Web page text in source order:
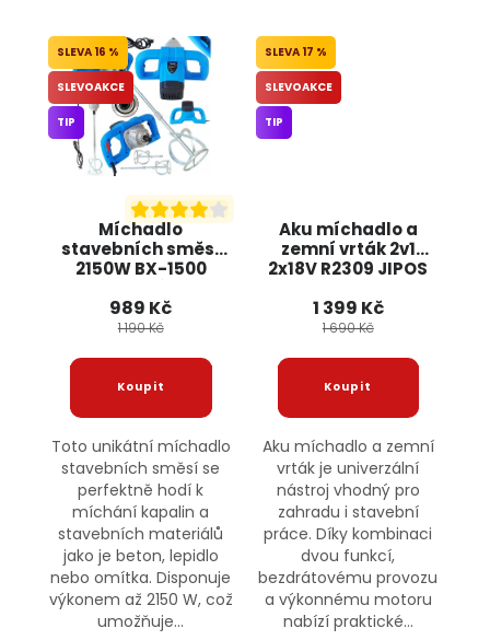
Míchadlo
stavebních směsí
2150W BX-1500
BOXER + 2 míchadla
16 %
SLEVOAKCE
TIP
989 Kč
1 190 Kč
Toto unikátní míchadlo
stavebních směsí se
perfektně hodí k
míchání kapalin a
stavebních materiálů
jako je beton, lepidlo
nebo omítka. Disponuje
výkonem až 2150 W, což
umožňuje...
Aku míchadlo a
zemní vrták 2v1
2x18V R2309 JIPOS
17 %
SLEVOAKCE
TIP
1 399 Kč
1 690 Kč
Aku míchadlo a zemní
vrták je univerzální
nástroj vhodný pro
zahradu i stavební
práce. Díky kombinaci
dvou funkcí,
bezdrátovému provozu
a výkonnému motoru
nabízí praktické...